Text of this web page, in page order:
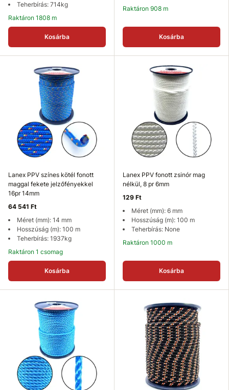
Teherbírás: 714kg
Raktáron 1808 m
Kosárba
Raktáron 908 m
Kosárba
Lanex PPV színes kötél fonott
maggal fekete jelzőfényekkel
16pr 14mm
64 541 Ft
Méret (mm): 14 mm
Hosszúság (m): 100 m
Teherbírás: 1937kg
Raktáron 1 csomag
Kosárba
Lanex PPV fonott zsinór mag
nélkül, 8 pr 6mm
129 Ft
Méret (mm): 6 mm
Hosszúság (m): 100 m
Teherbírás: None
Raktáron 1000 m
Kosárba